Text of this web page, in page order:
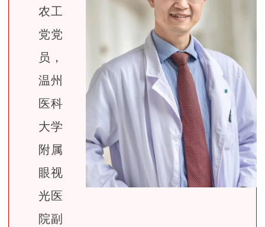
农工
党党
员，
温州
医科
大学
附属
眼视
光医
院副